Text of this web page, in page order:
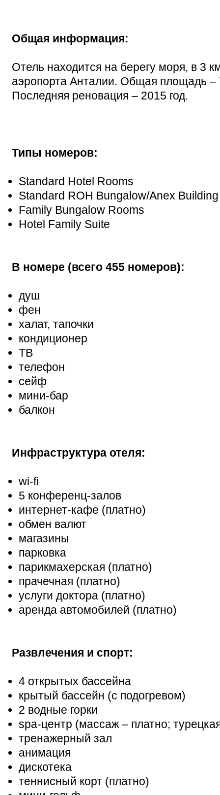
Общая информация:
Отель находится на берегу моря, в 3
аэропорта Анталии. Общая площадь –
Последняя реновация – 2015 год.
Типы номеров:
Standard Hotel Rooms
Standard ROH Bungalow/Anex
Family Bungalow Rooms
Hotel Family Suite
В номере (всего 455 номеров):
душ
фен
халат, тапочки
кондиционер
ТВ
телефон
сейф
мини-бар
балкон
Инфраструктура отеля:
wi-fi
5 конференц-залов
интернет-кафе (платно)
обмен валют
магазины
парковка
парикмахерская (платно)
прачечная (платно)
услуги доктора (платно)
аренда автомобилей (платно)
Развлечения и спорт:
4 открытых бассейна
крытый бассейн (с подогревом)
2 водные горки
spa-центр (массаж – платно;
тренажерный зал
анимация
дискотека
теннисный корт (платно)